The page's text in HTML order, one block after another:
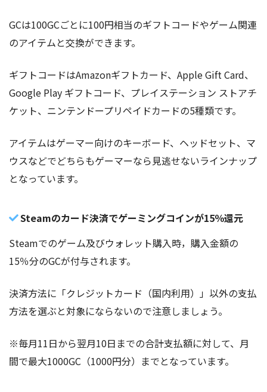
GCは100GCごとに100円相当のギフトコードやゲーム関連
のアイテムと交換ができます。
ギフトコードはAmazonギフトカード、Apple Gift Card、
Google Play ギフトコード、プレイステーション ストアチ
ケット、ニンテンドープリペイドカードの5種類です。
アイテムはゲーマー向けのキーボード、ヘッドセット、マ
ウスなどでどちらもゲーマーなら見逃せないラインナップ
となっています。
Steamのカード決済でゲーミングコインが15％還元
Steamでのゲーム及びウォレット購入時，購入金額の
15％分のGCが付与されます。
決済方法に「クレジットカード（国内利用）」以外の支払
方法を選ぶと対象にならないので注意しましょう。
※毎月11日から翌月10日までの合計支払額に対して、月
間で最大1000GC（1000円分）までとなっています。